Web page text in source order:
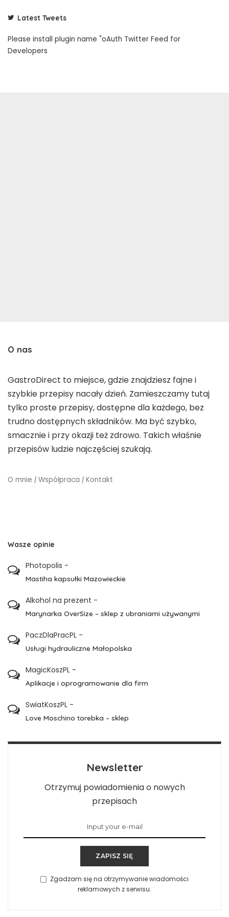
Latest Tweets
Please install plugin name "oAuth Twitter Feed for
Developers
O nas
GastroDirect to miejsce, gdzie znajdziesz fajne i
szybkie przepisy nacały dzień. Zamieszczamy tutaj
tylko proste przepisy, dostępne dla każdego, bez
trudno dostępnych składników. Ma być szybko,
smacznie i przy okazji też zdrowo. Takich właśnie
przepisów ludzie najczęściej szukają.
O mnie | Współpraca | Kontakt
Wasze opinie
Photopolis -
Mastiha kapsułki Mazowieckie
Alkohol na prezent -
Marynarka OverSize – sklep z ubraniami używanymi
PaczDlaPracPL -
Usługi hydrauliczne Małopolska
MagicKoszPL -
Aplikacje i oprogramowanie dla firm
SwiatKoszPL -
Love Moschino torebka – sklep
Newsletter
Otrzymuj powiadomienia o nowych
przepisach
ZAPISZ SIĘ
Zgadzam się na otrzymywanie wiadomości
reklamowych z serwisu.